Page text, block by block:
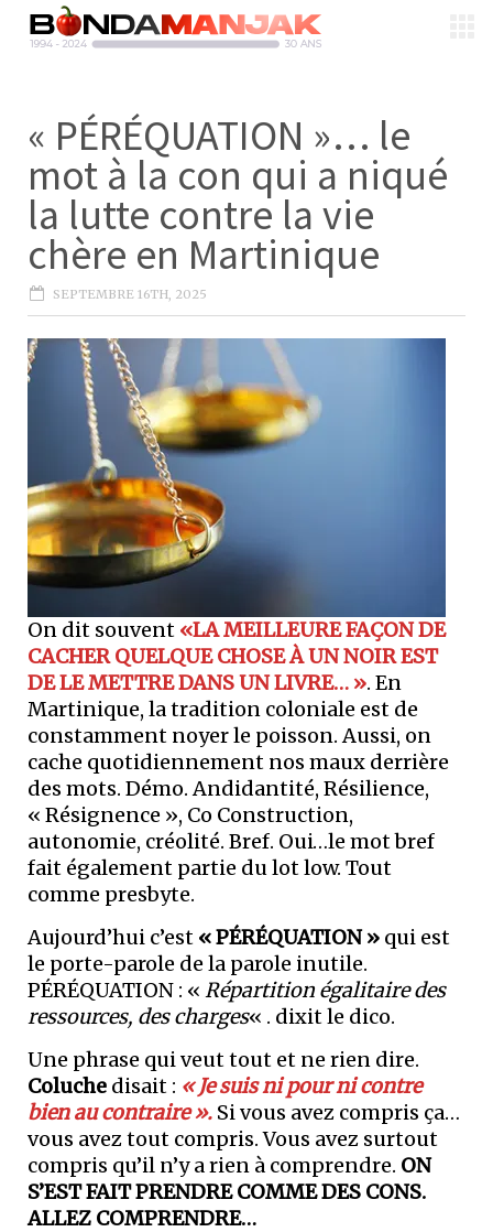
« PÉRÉQUATION »… le
mot à la con qui a niqué
la lutte contre la vie
chère en Martinique
SEPTEMBRE 16TH, 2025
On dit souvent «LA MEILLEURE FAÇON DE
CACHER QUELQUE CHOSE À UN NOIR EST
DE LE METTRE DANS UN LIVRE… ». En
Martinique, la tradition coloniale est de
constamment noyer le poisson. Aussi, on
cache quotidiennement nos maux derrière
des mots. Démo. Andidantité, Résilience,
« Résignence », Co Construction,
autonomie, créolité. Bref. Oui…le mot bref
fait également partie du lot low. Tout
comme presbyte.
Aujourd’hui c’est « PÉRÉQUATION » qui est
le porte-parole de la parole inutile.
PÉRÉQUATION : « Répartition égalitaire des
ressources, des charges« . dixit le dico.
Une phrase qui veut tout et ne rien dire.
Coluche disait : « Je suis ni pour ni contre
bien au contraire ». Si vous avez compris ça…
vous avez tout compris. Vous avez surtout
compris qu’il n’y a rien à comprendre. ON
S’EST FAIT PRENDRE COMME DES CONS.
ALLEZ COMPRENDRE…